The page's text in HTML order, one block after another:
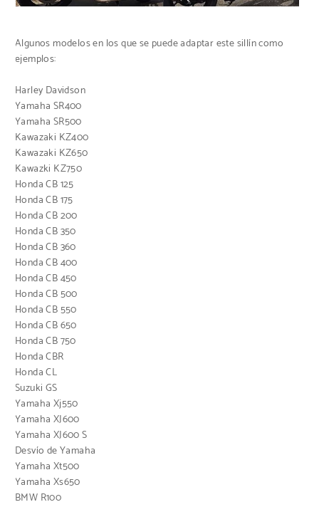
Algunos modelos en los que se puede adaptar este sillín como
ejemplos:
Harley Davidson
Yamaha SR400
Yamaha SR500
Kawazaki KZ400
Kawazaki KZ650
Kawazki KZ750
Honda CB 125
Honda CB 175
Honda CB 200
Honda CB 350
Honda CB 360
Honda CB 400
Honda CB 450
Honda CB 500
Honda CB 550
Honda CB 650
Honda CB 750
Honda CBR
Honda CL
Suzuki GS
Yamaha Xj550
Yamaha XJ600
Yamaha XJ600 S
Desvío de Yamaha
Yamaha Xt500
Yamaha Xs650
BMW R100